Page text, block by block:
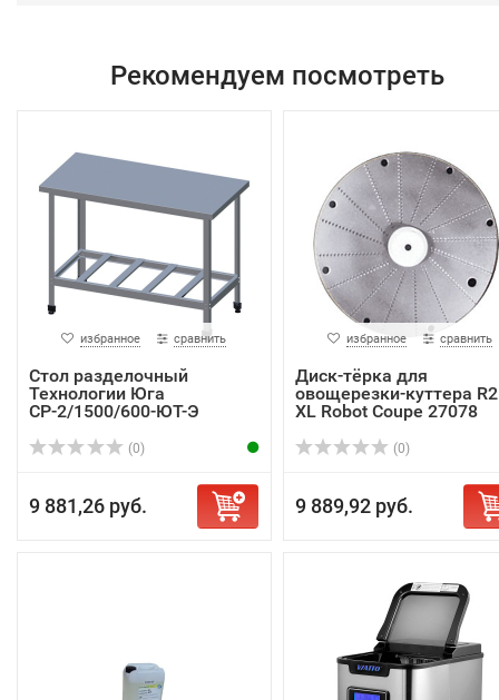
Рекомендуем посмотреть
избранное сравнить
Стол разделочный
Технологии Юга
СР-2/1500/600-ЮТ-Э
(0)
9 881,26 руб.
избранное сравнить
Диск-тёрка для
овощерезки-куттера
XL Robot Coupe 27078
(0)
9 889,92 руб.